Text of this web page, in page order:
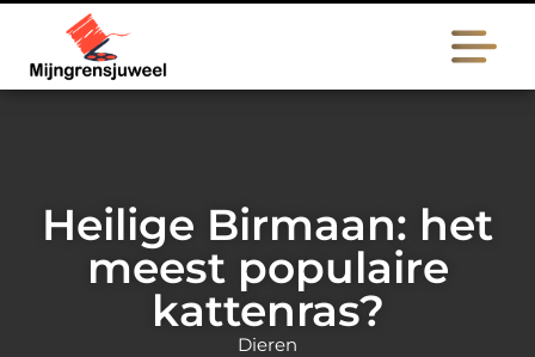
Heilige Birmaan: het
meest populaire
kattenras?
Dieren